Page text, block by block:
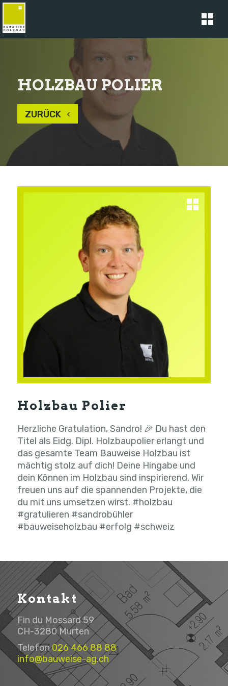
HOLZBAU POLIER
ZURÜCK
Holzbau Polier
Herzliche Gratulation, Sandro! 🎉 Du hast den
Titel als Eidg. Dipl. Holzbaupolier erlangt und
das gesamte Team Bauweise Holzbau ist
mächtig stolz auf dich! Deine Hingabe und
dein Können im Holzbau sind inspirierend. Wir
freuen uns auf die spannenden Projekte, die
du mit uns umsetzen wirst. #holzbau
#gratulieren #sandrobühler
#bauweiseholzbau #erfolg #schweiz
Kontakt
Fin du Mossard 59
CH-3280 Murten
Telefon026 466 88 88
info@bauweise-ag.ch